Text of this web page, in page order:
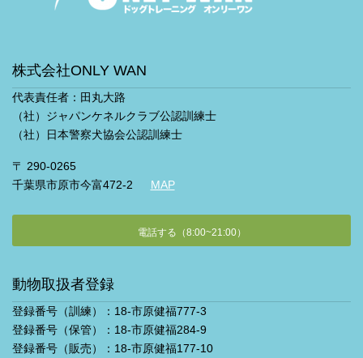
株式会社ONLY WAN
代表責任者：田丸大路
（社）ジャパンケネルクラブ公認訓練士
（社）日本警察犬協会公認訓練士
〒 290-0265
千葉県市原市今富472-2
MAP
電話する（8:00~21:00）
動物取扱者登録
登録番号（訓練）：18-市原健福777-3
登録番号（保管）：18-市原健福284-9
登録番号（販売）：18-市原健福177-10